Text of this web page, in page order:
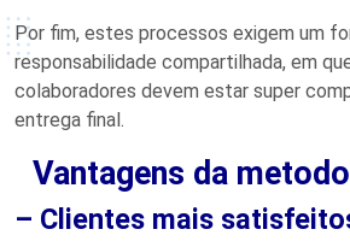
Por fim, estes processos exigem um
responsabilidade compartilhada, em
colaboradores devem estar super
entrega final.
Vantagens da
– Clientes mais